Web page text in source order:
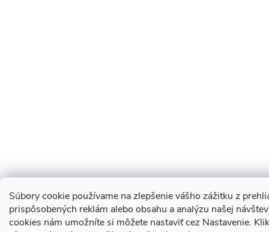
Súbory cookie používame na zlepšenie vášho zážitku z
prispôsobených reklám alebo obsahu a analýzu našej
cookies nám umožníte si môžete nastaviť cez Nastavenie.